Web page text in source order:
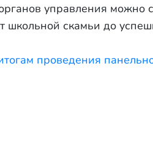
управления можно
школьной скамьи до
проведения